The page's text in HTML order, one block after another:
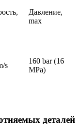
Давление,
max
s
160 bar (16
MPa)
деталей